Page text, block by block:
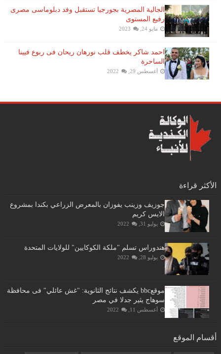
الجالية المصرية بجورجيا تستقبل وفد دبلوماسى مصرى
رفيع المستوى
مايو 24, 2023
احمد شاكر يخطف قلب نورهان ريحان فى ربوع فيينا
الساحرة
أغسطس 29, 2022
الأكثر قراءة
جوزيف وزينب يفوزان بالمعرض الزراعي بكندا بمشروع
الايس كريم
يوليو 31, 2022
هندوراس تسلم "ملكة الكوكايين" للولايات المتحدة
يوليو 28, 2022
موقعbbc يكشف نتائج الثانوية: "غش عائلي" فى محافظة
سوهاج يثير جدلا في مصر
أغسطس 11, 2022
أقسام الموقع